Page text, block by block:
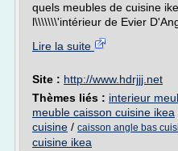
quels meubles de cuisine
l\\\\\\\'intérieur de Evier
Lire la suite
Site : http://www.hdrjjj.net
Thèmes liés : interieur
meuble caisson cuisine ikea
cuisine / caisson angle bas
cuisine ikea